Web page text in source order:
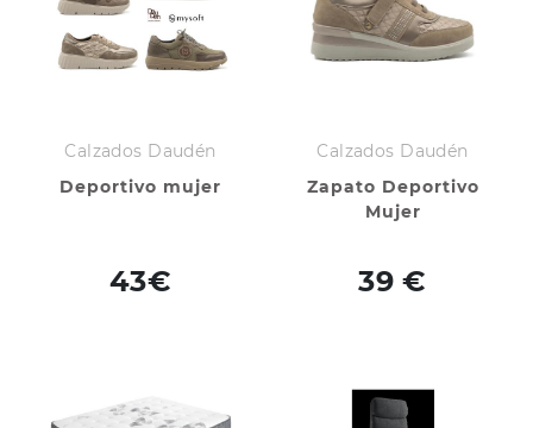
Calzados Daudén
Deportivo mujer
43€
Calzados Daudén
Zapato Deportivo
Mujer
39 €